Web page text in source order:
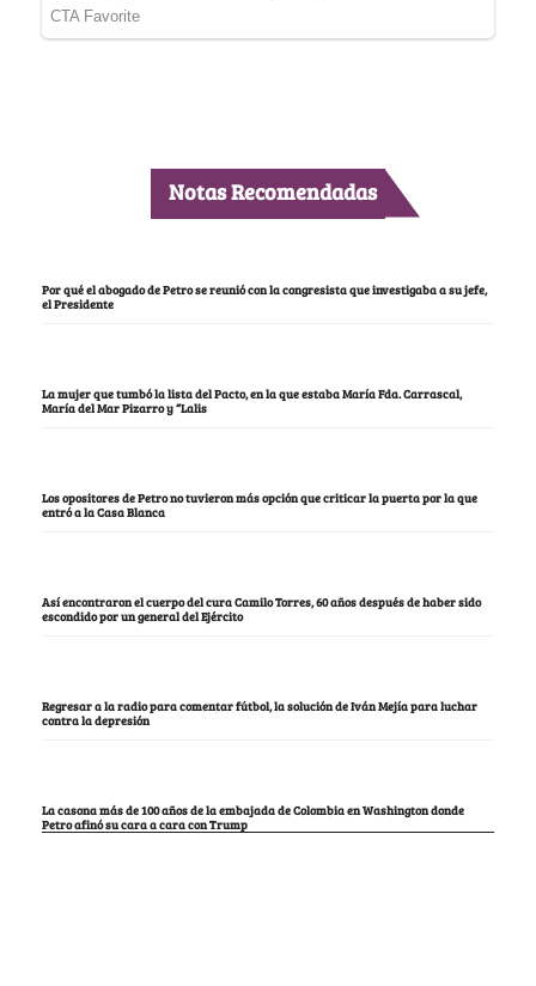
Notas Recomendadas
Por qué el abogado de Petro se reunió con la congresista que investigaba a su jefe,
el Presidente
La mujer que tumbó la lista del Pacto, en la que estaba María Fda. Carrascal,
María del Mar Pizarro y “Lalis
Los opositores de Petro no tuvieron más opción que criticar la puerta por la que
entró a la Casa Blanca
Así encontraron el cuerpo del cura Camilo Torres, 60 años después de haber sido
escondido por un general del Ejército
Regresar a la radio para comentar fútbol, la solución de Iván Mejía para luchar
contra la depresión
La casona más de 100 años de la embajada de Colombia en Washington donde
Petro afinó su cara a cara con Trump